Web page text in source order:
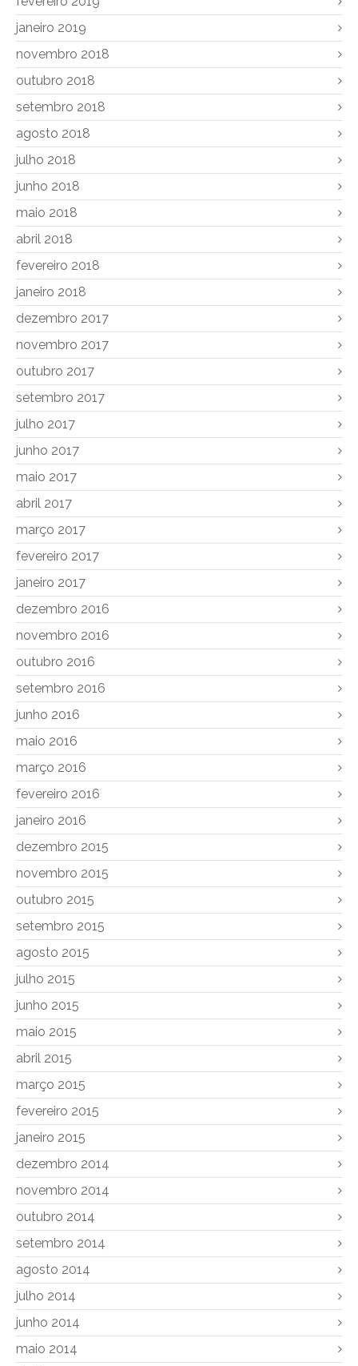
janeiro 2019
novembro 2018
outubro 2018
setembro 2018
agosto 2018
julho 2018
junho 2018
maio 2018
abril 2018
fevereiro 2018
janeiro 2018
dezembro 2017
novembro 2017
outubro 2017
setembro 2017
julho 2017
junho 2017
maio 2017
abril 2017
março 2017
fevereiro 2017
janeiro 2017
dezembro 2016
novembro 2016
outubro 2016
setembro 2016
junho 2016
maio 2016
março 2016
fevereiro 2016
janeiro 2016
dezembro 2015
novembro 2015
outubro 2015
setembro 2015
agosto 2015
julho 2015
junho 2015
maio 2015
abril 2015
março 2015
fevereiro 2015
janeiro 2015
dezembro 2014
novembro 2014
outubro 2014
setembro 2014
agosto 2014
julho 2014
junho 2014
maio 2014